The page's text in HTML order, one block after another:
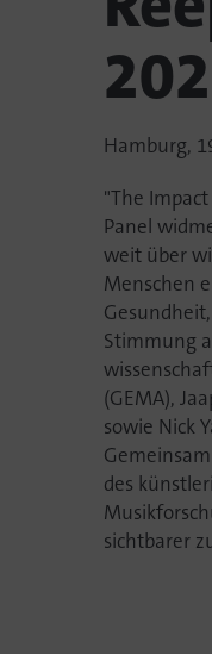
Hamburg,
"The
Panel
weit über
Menschen
Stimmung
(GEMA),
sowie Nick
des
sichtbarer